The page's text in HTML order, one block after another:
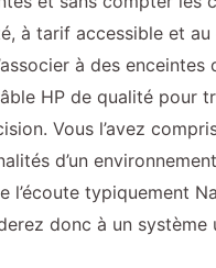
à tarif accessible et
à des enceintes
HP de qualité pour
Vous l’avez
d’un
l’écoute typiquement
donc à un